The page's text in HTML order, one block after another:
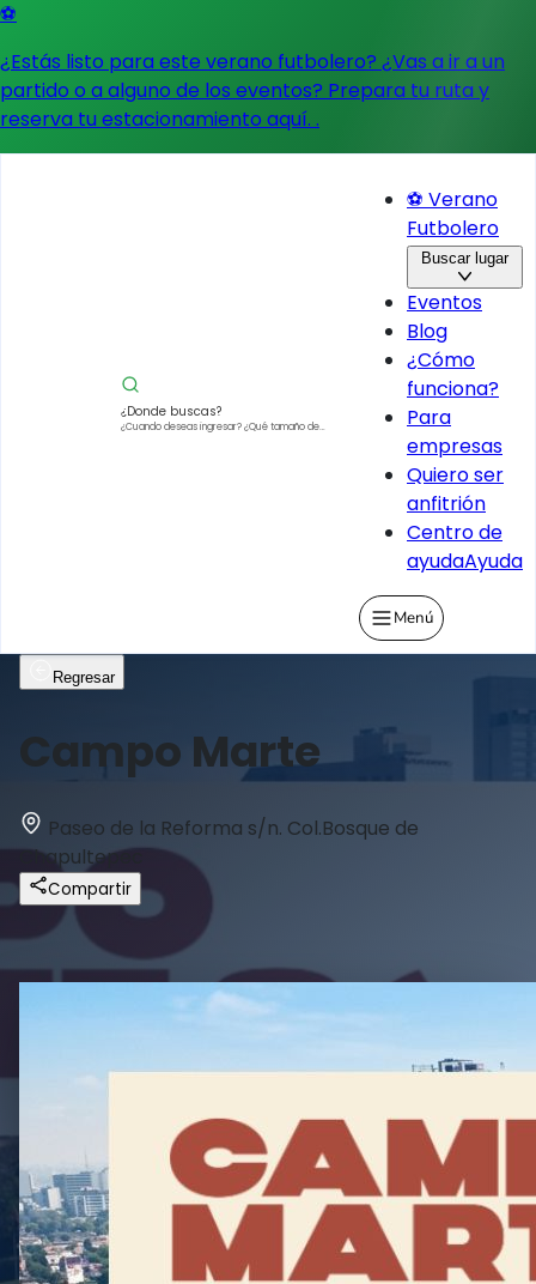
⚽
¿Estás listo para este verano futbolero? ¿Vas a ir a un
partido o a alguno de los eventos? Prepara tu ruta y
reserva tu estacionamiento aquí. .
¿Donde buscas?
¿Cuando deseas ingresar?¿Qué tamaño de
⚽ Verano
Futbolero
Buscar lugar
Eventos
Blog
¿Cómo
funciona?
Para
empresas
Quiero ser
anfitrión
Centro de
ayudaAyuda
Menú
Regresar
Campo Marte
Paseo de la Reforma s/n. Col.Bosque de
Chapultepec
Compartir